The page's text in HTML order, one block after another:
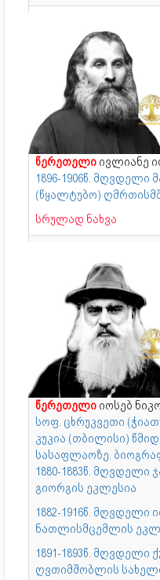
წერეთელი ივლიანე
1896-1906წ. მღვდელი
(წყალტუბო)
სრულად ნახვა
წერეთელი იოსებ
სოფ. ცხრუკვეთი
კუკია (თბილისი)
სასაფლაოზე.
1880-1883წ. მღვდელი
გიორგის ეკლესია
1882-1916წ. მღვდელი
ნათლისმცემლის
1891-1893წ. მღვდელი
ღვთიმშობლის